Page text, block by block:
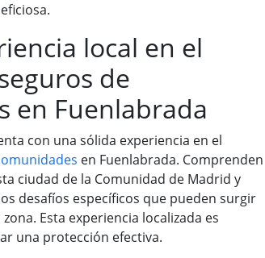
local en el
de
en Fuenlabrada
con una sólida experiencia en el
en Fuenlabrada. Comprenden
ciudad de la Comunidad de Madrid y
desafíos específicos que pueden surgir
Esta experiencia localizada es
una protección efectiva.